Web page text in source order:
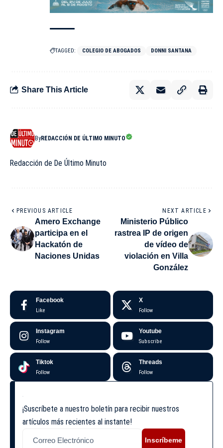
TAGGED: COLEGIO DE ABOGADOS DONNI SANTANA
Share This Article
ByREDACCIÓN DE ÚLTIMO MINUTO
Redacción de De Último Minuto
PREVIOUS ARTICLE
Amero Exchange
participa en el
Hackatón de
Naciones Unidas
NEXT ARTICLE
Ministerio Público
rastrea IP de origen
de vídeo de
violación en Villa
González
Facebook
Like
X
Follow
Instagram
Follow
Youtube
Subscribe
Tiktok
Follow
Threads
Follow
¡Suscríbete a nuestro boletín para recibir nuestros
artículos más recientes al instante!
Inscríbeme